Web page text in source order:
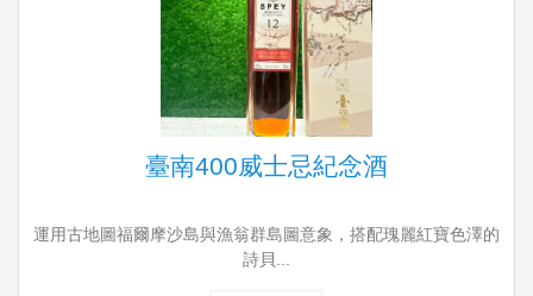
臺南400威士忌紀念酒
運用古地圖福爾摩沙島與漁翁群島圖意象，搭配瑰麗紅寶色澤的
詩貝...